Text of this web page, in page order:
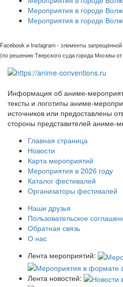
Мероприятия в городе
Мероприятия в городе
Facebook и Instagram - элементы
(по решению Тверского суда города Москвы
Информация об аниме-
тексты и логотипы аниме-
источников или предоставлены
стороны представителей аниме-
Главная страница
Новости
Карта мероприятий
Мероприятия в 2026 году
Каталог фестивалей
Организаторы фестивалей
Наши друзья
Пользовательское
Обратная связь
О нас
Лента мероприятий:
Лента новостей: